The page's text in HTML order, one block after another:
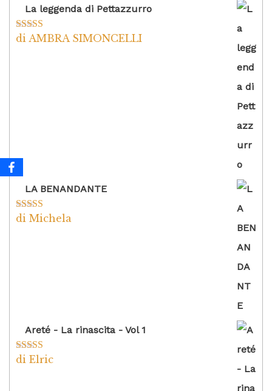
La leggenda di Pettazzurro
Valutato5su
di AMBRA SIMONCELLI
LA BENANDANTE
Valutato5su
di Michela
Areté - La rinascita - Vol 1
Valutato5
di Elric